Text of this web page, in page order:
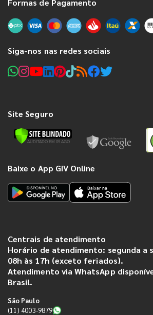
Formas de Pagamento
Siga-nos nas redes sociais
Site Seguro
Baixe o App GIV Online
Centrais de atendimento
Horário de atendimento: segunda a
08h às 17h (exceto feriados).
Atendimento via WhatsApp
Brasil.
São Paulo
(11) 4003-9879